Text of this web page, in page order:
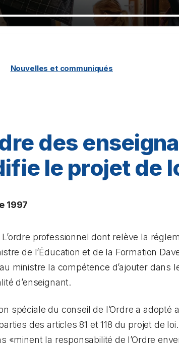
Nouvelles et communiqués
des
le projet de
1997
L’ordre professionnel dont relève la
de l’Éducation et de la Formation
ministre la compétence d’ajouter dans
d’enseignant.
spéciale du conseil de l’Ordre a
des articles 81 et 118 du projet de loi.
«minent la responsabilité de l’Ordre